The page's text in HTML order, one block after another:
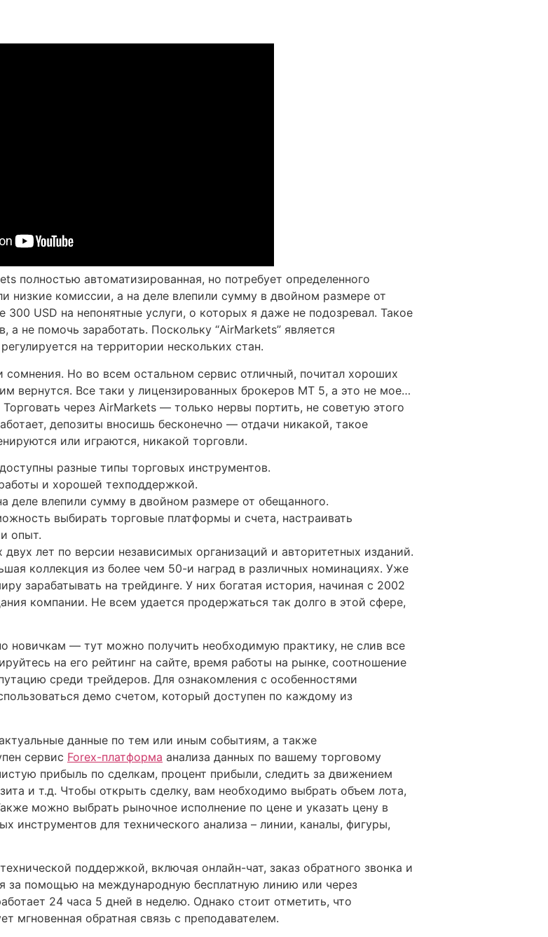
полностью автоматизированная, но потребует определенного
низкие комиссии, а на деле влепили сумму в двойном размере от
USD на непонятные услуги, о которых я даже не подозревал. Такое
а не помочь заработать. Поскольку “AirMarkets” является
на территории нескольких стан.
сомнения. Но во всем остальном сервис отличный, почитал хороших
вернутся. Все таки у лицензированных брокеров MT 5, а это не мое…
через AirMarkets — только нервы портить, не советую этого
депозиты вносишь бесконечно — отдачи никакой, такое
или играются, никакой торговли.
разные типы торговых инструментов.
и хорошей техподдержкой.
деле влепили сумму в двойном размере от обещанного.
выбирать торговые платформы и счета, настраивать
опыт.
двух лет по версии независимых организаций и авторитетных изданий.
коллекция из более чем 50-и наград в различных номинациях. Уже
зарабатывать на трейдинге. У них богатая история, начиная с 2002
компании. Не всем удается продержаться так долго в этой сфере,
новичкам — тут можно получить необходимую практику, не слив все
на его рейтинг на сайте, время работы на рынке, соотношение
среди трейдеров. Для ознакомления с особенностями
демо счетом, который доступен по каждому из
данные по тем или иным событиям, а также
сервис Forex-платформа анализа данных по вашему торговому
прибыль по сделкам, процент прибыли, следить за движением
и т.д. Чтобы открыть сделку, вам необходимо выбрать объем лота,
можно выбрать рыночное исполнение по цене и указать цену в
инструментов для технического анализа – линии, каналы, фигуры,
поддержкой, включая онлайн-чат, заказ обратного звонка и
за помощью на международную бесплатную линию или через
24 часа 5 дней в неделю. Однако стоит отметить, что
мгновенная обратная связь с преподавателем.